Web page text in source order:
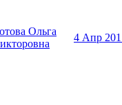
Ольга
4 Апр